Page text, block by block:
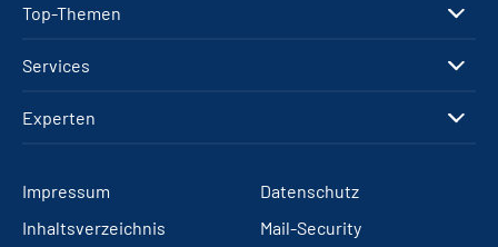
Top-Themen
Services
Experten
Impressum
Datenschutz
Inhaltsverzeichnis
Mail-Security